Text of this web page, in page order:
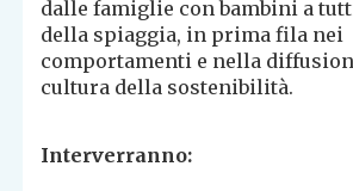
dalle famiglie con bambini a
della spiaggia, in prima fila nei
comportamenti e nella
cultura della sostenibilità.
Interverranno: